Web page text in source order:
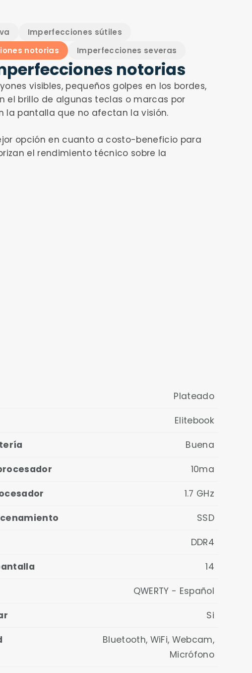
Imperfecciones sútiles
notorias
Imperfecciones severas
notorias
visibles, pequeños golpes en los bordes,
el brillo de algunas teclas o marcas por
la pantalla que no afectan la visión.
opción en cuanto a costo-beneficio para
el rendimiento técnico sobre la
Plateado
Elitebook
Buena
10ma
1.7 GHz
SSD
DDR4
14
QWERTY - Español
Si
Bluetooth, WiFi, Webcam,
Micrófono